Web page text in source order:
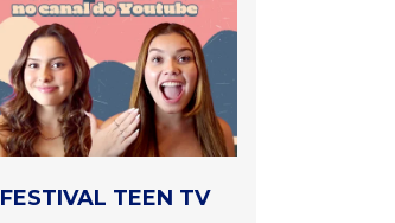
FESTIVAL TEEN TV